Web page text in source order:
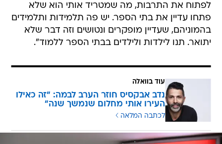
לפתוח את התרבות, מה שמטריד אותי הוא שלא
פתחו עדיין את בתי הספר. יש פה תלמידות ותלמידים
בהמוניהם, שעדיין מופקרים ונטושים וזה דבר שלא
יתואר. תנו לילדות ולילדים בבתי הספר ללמוד".
עוד בוואלה
נדב אבקסיס חוזר הערב לבמה: "זה כאילו
העירו אותי מחלום שנמשך שנה"
לכתבה המלאה